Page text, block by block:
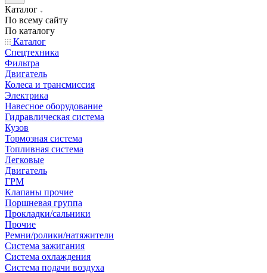
Каталог
По всему сайту
По каталогу
Каталог
Спецтехника
Фильтра
Двигатель
Колеса и трансмиссия
Электрика
Навесное оборудование
Гидравлическая система
Кузов
Тормозная система
Топливная система
Легковые
Двигатель
ГРМ
Клапаны прочие
Поршневая группа
Прокладки/сальники
Прочие
Ремни/ролики/натяжители
Система зажигания
Система охлаждения
Система подачи воздуха